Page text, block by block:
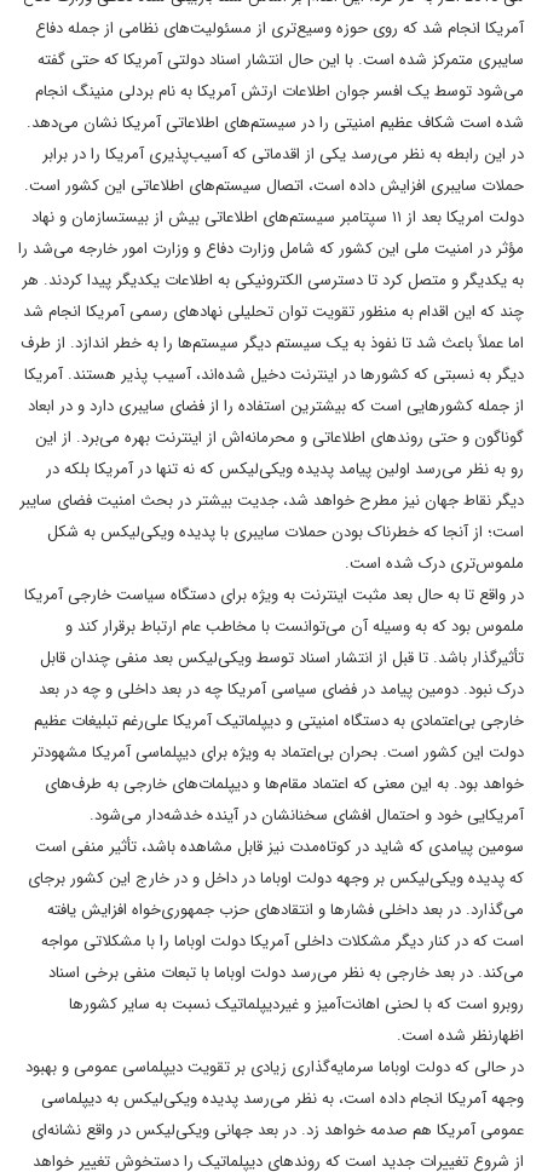
آمريکا انجام شد که روى حوزه وسيع‌ترى از مسئوليت‌هاى نظامى از جمله دفاع
سايبرى متمرکز شده است. با این حال انتشار اسناد دولتی آمریکا که حتی گفته
می‌شود توسط یک افسر جوان اطلاعات ارتش آمریکا به نام بردلی منینگ انجام
شده است شکاف عظیم امنیتی را در سیستم‌های اطلاعاتی آمریکا نشان می‌دهد.
در این رابطه به نظر می‌رسد یکی از اقدماتی که آسیب‌پذیری آمریکا را در برابر
حملات سایبری افزایش داده است، اتصال سیستم‌های اطلاعاتی این کشور است.
دولت امریکا بعد از ١١ سپتامبر سیستم‌های اطلاعاتی بیش از بیست
سازمان و نهاد
مؤثر در امنیت ملی این کشور که شامل وزارت دفاع و وزارت امور خارجه می‌شد را
به یکدیگر و متصل کرد تا دسترسی الکترونیکی به اطلاعات یکدیگر پیدا کردند. هر
چند که این اقدام به منظور تقویت توان تحلیلی نهادهای رسمی آمریکا انجام شد
اما عملاً باعث شد تا نفوذ به یک سیستم دیگر سیستم‌ها را به خطر اندازد. از طرف
دیگر به نسبتی که کشورها در اینترنت دخیل شده‌اند، آسیب پذیر هستند. آمریکا
از جمله کشورهایی است که بیشترین استفاده را از فضای سایبری دارد و در ابعاد
گوناگون و حتی روندهای اطلاعاتی و محرمانه‌اش از اینترنت بهره می‌برد. از این
رو به نظر می‌رسد اولین پیامد پدیده ویکی‌لیکس که نه تنها در آمریکا بلکه در
دیگر نقاط جهان نیز مطرح خواهد شد، جدیت بیشتر در بحث امنیت فضای سایبر
است؛ از آنجا که خطرناک بودن حملات سایبری با پدیده ویکی‌لیکس به شکل
ملموس‌تری درک شده است.
در واقع تا به حال بعد مثبت اینترنت به ویژه برای دستگاه سیاست خارجی آمریکا
ملموس بود که به وسیله آن می‌توانست با مخاطب عام ارتباط برقرار کند و
تأثیرگذار باشد. تا قبل از انتشار اسناد توسط ویکی‌لیکس بعد منفی چندان قابل
درک نبود. دومین پیامد در فضای سیاسی آمریکا چه در بعد داخلی و چه در بعد
خارجی بی‌اعتمادی به دستگاه امنیتی و دیپلماتیک آمریکا على‌رغم تبلیغات عظیم
دولت این کشور است. بحران بی‌اعتماد به ویژه براى ديپلماسى آمريکا مشهودتر
خواهد بود. به این معنی که اعتماد مقام‌ها و دیپلمات‌های خارجی به طرف‌های
آمریکایی خود و احتمال افشای سخنانشان در آینده خدشه‌دار می‌شود.
سومین پیامدی که شاید در کوتاه‌مدت نیز قابل مشاهده باشد، تأثیر منفی است
که پدیده ویکی‌لیکس بر وجهه دولت اوباما در داخل و در خارج این کشور برجای
می‌گذارد. در بعد داخلی فشارها و انتقادهاى حزب جمهوری‌خواه افزایش یافته
است که در کنار دیگر مشکلات داخلی آمریکا دولت اوباما را با مشکلاتی مواجه
می‌کند. در بعد خارجی به نظر می‌رسد دولت اوباما با تبعات منفی برخی اسناد
روبرو است که با لحنی اهانت‌آمیز و غیردیپلماتیک نسبت به سایر کشورها
اظهارنظر شده است.
در حالی که دولت اوباما سرمایه‌گذاری زیادی بر تقویت دیپلماسی عمومی و بهبود
وجهه آمریکا انجام داده است، به نظر می‌رسد پدیده ویکی‌لیکس به دیپلماسی
عمومی آمریکا هم صدمه خواهد زد. در بعد جهانی ویکی‌لیکس در واقع نشانه‌ای
از شروع تغییرات جدید است که روندهای دیپلماتیک را دستخوش تغییر خواهد